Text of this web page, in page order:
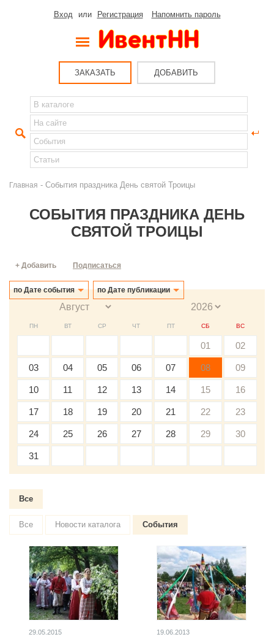
Вход или Регистрация Напомнить пароль
ЗАКАЗАТЬ ДОБАВИТЬ
Главная - События праздника День святой Троицы
СОБЫТИЯ ПРАЗДНИКА ДЕНЬ
СВЯТОЙ ТРОИЦЫ
по Дате события по Дате публикации
+ Добавить Подписаться
ПН ВТ СР ЧТ ПТ СБ ВС
01 02
03 04 05 06 07 08 09
10 11 12 13 14 15 16
17 18 19 20 21 22 23
24 25 26 27 28 29 30
31
Все
Все Новости каталога События
29.05.2015 19.06.2013